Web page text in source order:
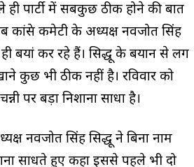
ही पार्टी में सबकुछ ठीक होने की बात
कांग्रेस कमेटी के अध्यक्ष नवजोत सिंह
बयां कर रहे हैं। सिद्धू के बयान से लग
कुछ भी ठीक नहीं है। रविवार को
पर बड़ा निशाना साधा है।
नवजोत सिंह सिद्धू ने बिना नाम
साधते हुए कहा इससे पहले भी दो